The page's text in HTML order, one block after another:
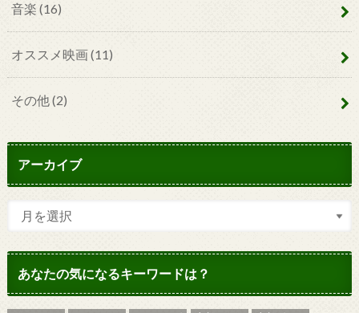
音楽 (16)
オススメ映画(11)
その他(2)
アーカイブ
あなたの気になるキーワードは？